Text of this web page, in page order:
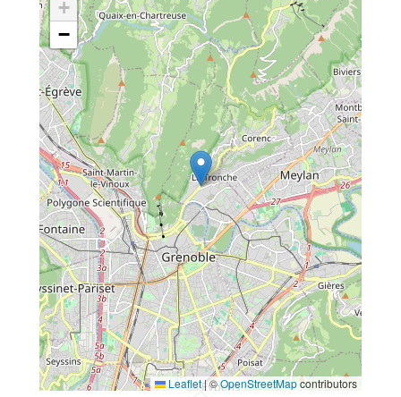
+
−
Leaflet|©OpenStreetMapcontributors